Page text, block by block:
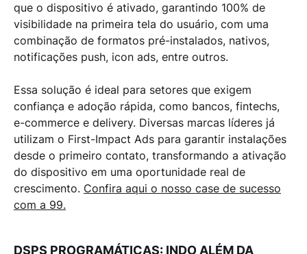
que o dispositivo é ativado, garantindo 100% de
visibilidade na primeira tela do usuário, com uma
combinação de formatos pré-instalados, nativos,
notificações push, icon ads, entre outros.
Essa solução é ideal para setores que exigem
confiança e adoção rápida, como bancos, fintechs,
e-commerce e delivery. Diversas marcas líderes já
utilizam o First-Impact Ads para garantir instalações
desde o primeiro contato, transformando a ativação
do dispositivo em uma oportunidade real de
crescimento. Confira aqui o nosso case de sucesso
com a 99.
DSPS PROGRAMÁTICAS: INDO ALÉM DA